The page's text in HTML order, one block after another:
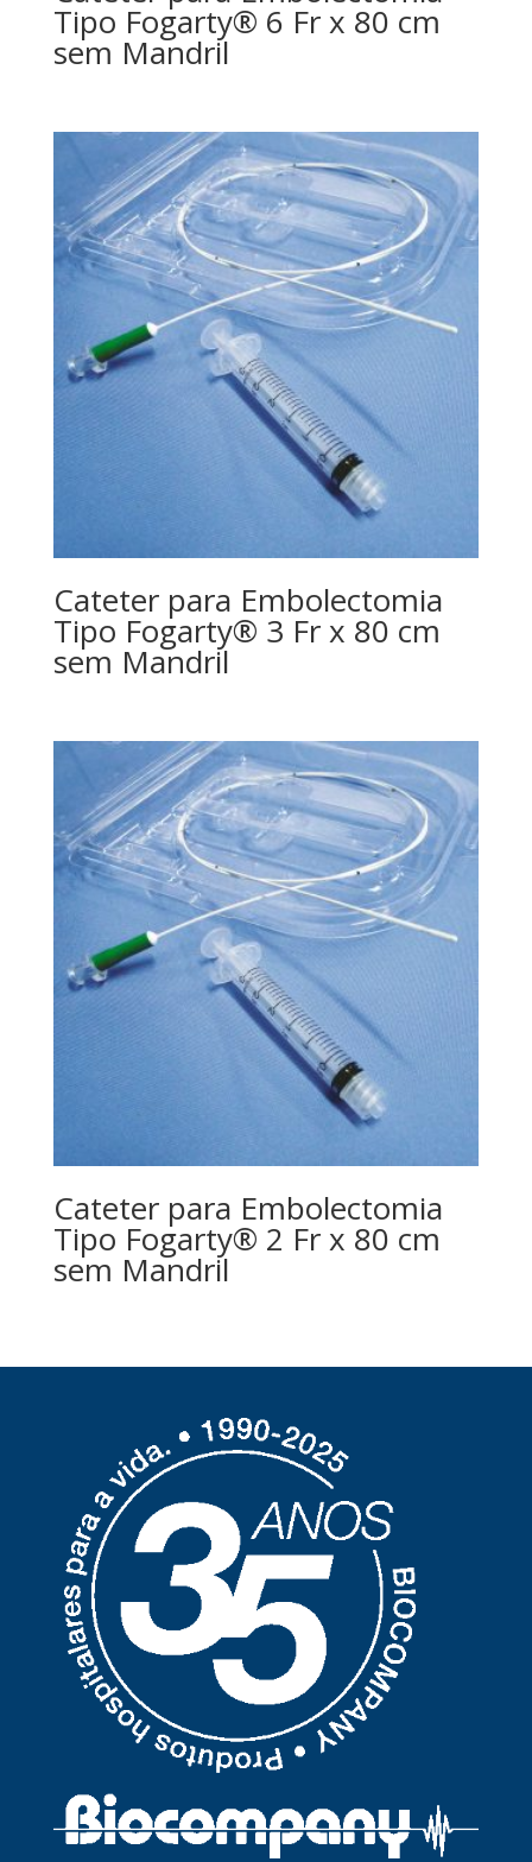
Tipo Fogarty® 6 Fr x 80 cm
sem Mandril
Cateter para Embolectomia
Tipo Fogarty® 3 Fr x 80 cm
sem Mandril
Cateter para Embolectomia
Tipo Fogarty® 2 Fr x 80 cm
sem Mandril